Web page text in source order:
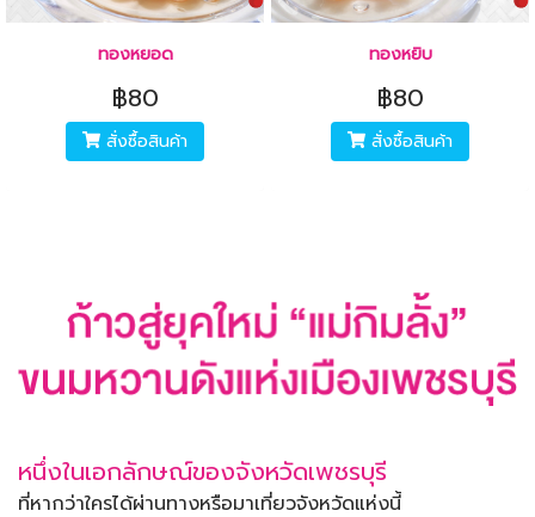
ทองหยอด
฿80
สั่งซื้อสินค้า
ทองหยิบ
฿80
สั่งซื้อสินค้า
หนึ่งในเอกลักษณ์ของจังหวัดเพชรบุรี
ที่หากว่าใครได้ผ่านทางหรือมาเที่ยวจังหวัดแห่งนี้